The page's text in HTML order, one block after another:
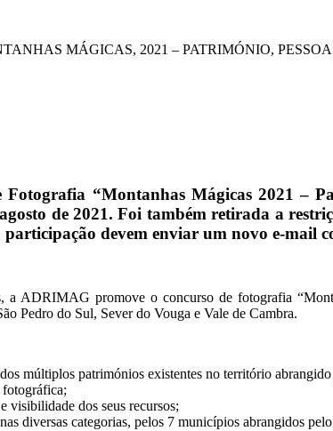
MÁGICAS, 2021 – PATRIMÓNIO,
“Montanhas Mágicas 2021 –
de 2021. Foi também retirada a
devem enviar um novo e-mail
ADRIMAG promove o concurso de fotografia
Pedro do Sul, Sever do Vouga e Vale de Cambra.
múltiplos patrimónios existentes no território
fotográfica;
visibilidade dos seus recursos;
diversas categorias, pelos 7 municípios abrangidos